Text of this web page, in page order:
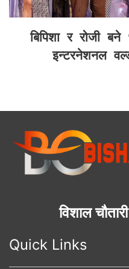
बिपिशा र रोजी
इन्टरनेशनल
विशाल
Quick Links